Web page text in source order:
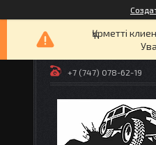
Құрметті
+7 (747) 078-62-19